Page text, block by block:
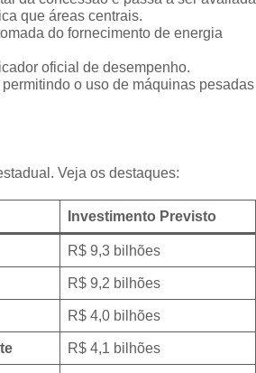
que áreas centrais.
do fornecimento de energia
oficial de desempenho.
o uso de máquinas pesadas
Veja os destaques:
Investimento Previsto
R$ 9,3 bilhões
R$ 9,2 bilhões
R$ 4,0 bilhões
R$ 4,1 bilhões